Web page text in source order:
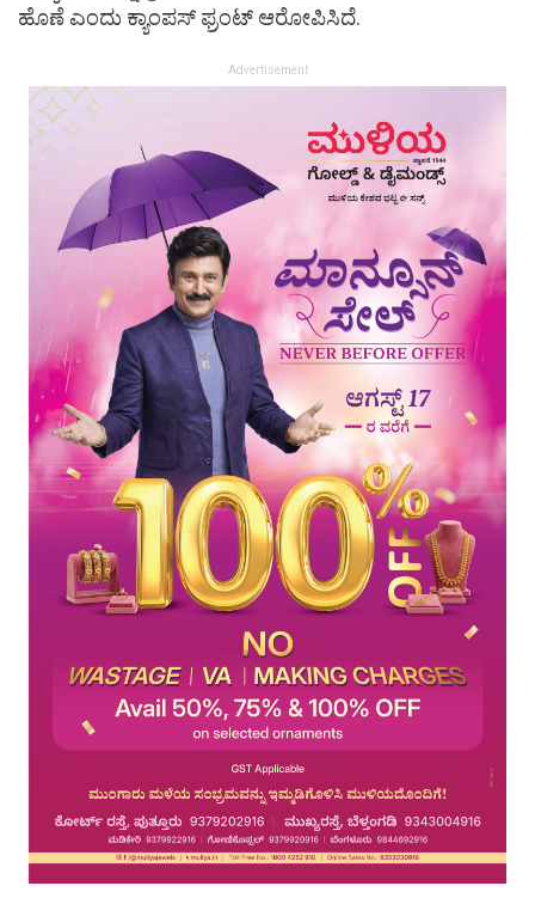
ಹೊಣೆ ಎಂದು ಕ್ಯಾಂಪಸ್ ಫ್ರಂಟ್ ಆರೋಪಿಸಿದೆ.
Advertisement